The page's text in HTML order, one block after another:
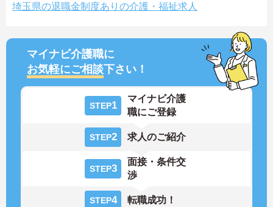
埼玉県の退職金制度ありの介護・福祉求人
マイナビ介護職に
お気軽にご相談下さい！
STEP1
マイナビ介護
職にご登録
STEP2 求人のご紹介
STEP3
面接・条件交
渉
STEP4 転職成功！